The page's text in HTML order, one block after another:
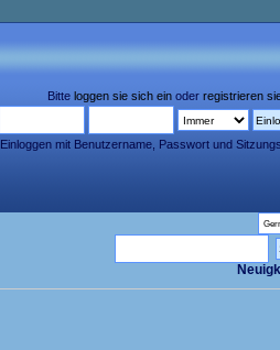
Bitte loggen sie sich einoder registrieren
Einloggen mit Benutzername, Passwort und